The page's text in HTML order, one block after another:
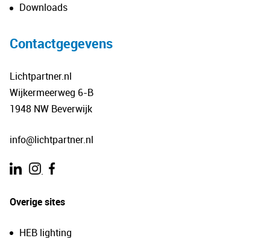
Downloads
Contactgegevens
Lichtpartner.nl
Wijkermeerweg 6-B
1948 NW Beverwijk
info@lichtpartner.nl
.
Overige sites
HEB lighting